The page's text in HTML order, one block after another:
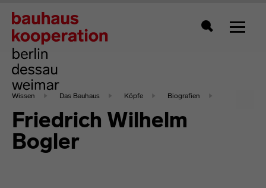
Zeigt
Wissen Das Bauhaus Köpfe Biografien
Friedrich Wilhelm
Bogler